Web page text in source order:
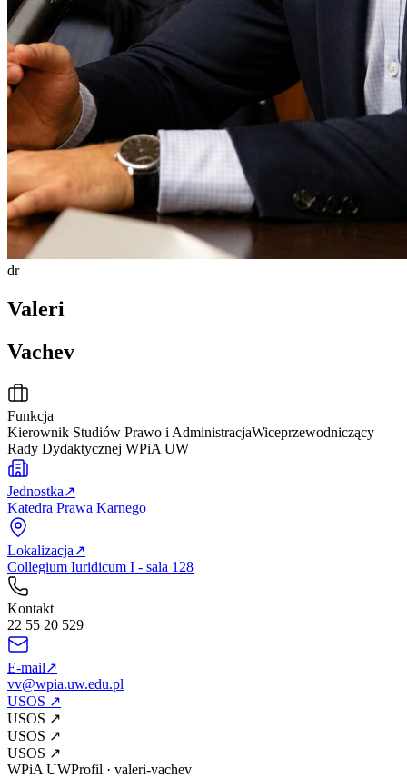
dr
Valeri
Vachev
Funkcja
Kierownik Studiów Prawo i AdministracjaWiceprzewodniczący
Rady Dydaktycznej WPiA UW
Jednostka↗
Katedra Prawa Karnego
Lokalizacja↗
Collegium Iuridicum I - sala 128
Kontakt
22 55 20 529
E-mail↗
vv@wpia.uw.edu.pl
USOS ↗
USOS ↗
USOS ↗
USOS ↗
WPiA UWProfil · valeri-vachev